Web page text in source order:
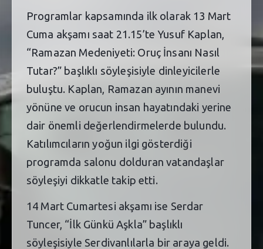
Programlar kapsamında ilk olarak 13 Mart
Cuma akşamı saat 21.15’te Yusuf Kaplan,
“Ramazan Medeniyeti: Oruç İnsanı Nasıl
Tutar?” başlıklı söyleşisiyle dinleyicilerle
buluştu. Kaplan, Ramazan ayının manevi
yönüne ve orucun insan hayatındaki yerine
dair önemli değerlendirmelerde bulundu.
Katılımcıların yoğun ilgi gösterdiği
programda salonu dolduran vatandaşlar
söyleşiyi dikkatle takip etti.
14 Mart Cumartesi akşamı ise Serdar
Tuncer, “İlk Günkü Aşkla” başlıklı
söyleşisiyle Serdivanlılarla bir araya geldi.